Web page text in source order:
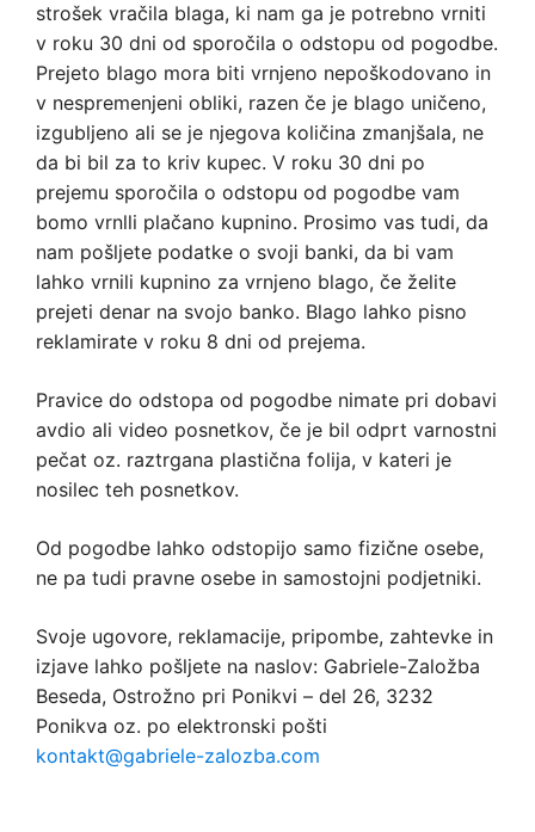
strošek vračila blaga, ki nam ga je potrebno vrniti
v roku 30 dni od sporočila o odstopu od pogodbe.
Prejeto blago mora biti vrnjeno nepoškodovano in
v nespremenjeni obliki, razen če je blago uničeno,
izgubljeno ali se je njegova količina zmanjšala, ne
da bi bil za to kriv kupec. V roku 30 dni po
prejemu sporočila o odstopu od pogodbe vam
bomo vrnlli plačano kupnino. Prosimo vas tudi, da
nam pošljete podatke o svoji banki, da bi vam
lahko vrnili kupnino za vrnjeno blago, če želite
prejeti denar na svojo banko. Blago lahko pisno
reklamirate v roku 8 dni od prejema.
Pravice do odstopa od pogodbe nimate pri dobavi
avdio ali video posnetkov, če je bil odprt varnostni
pečat oz. raztrgana plastična folija, v kateri je
nosilec teh posnetkov.
Od pogodbe lahko odstopijo samo fizične osebe,
ne pa tudi pravne osebe in samostojni podjetniki.
Svoje ugovore, reklamacije, pripombe, zahtevke in
izjave lahko pošljete na naslov: Gabriele-Založba
Beseda, Ostrožno pri Ponikvi – del 26, 3232
Ponikva oz. po elektronski pošti
kontakt@gabriele-zalozba.com